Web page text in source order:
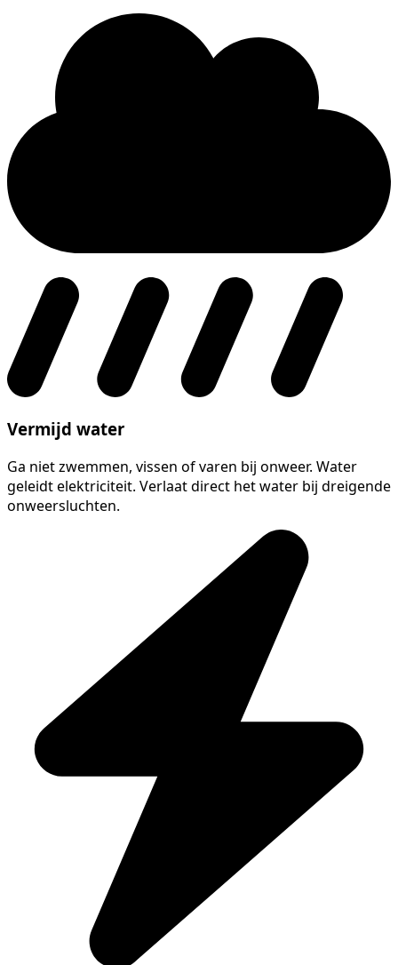
Vermijd water
Ga niet zwemmen, vissen of varen bij onweer. Water
geleidt elektriciteit. Verlaat direct het water bij dreigende
onweersluchten.